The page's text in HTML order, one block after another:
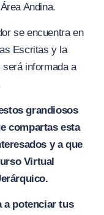
Andina.
se encuentra en
Escritas y la
informada a
grandiosos
compartas esta
y a que
Virtual
a potenciar tus